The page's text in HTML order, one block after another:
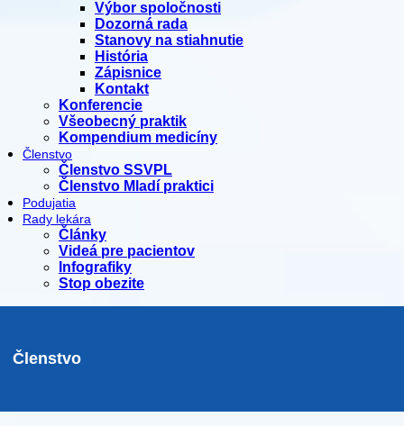
Výbor spoločnosti
Dozorná rada
Stanovy na stiahnutie
História
Zápisnice
Kontakt
Konferencie
Všeobecný praktik
Kompendium medicíny
Členstvo
Členstvo SSVPL
Členstvo Mladí praktici
Podujatia
Rady lekára
Články
Videá pre pacientov
Infografiky
Stop obezite
Členstvo